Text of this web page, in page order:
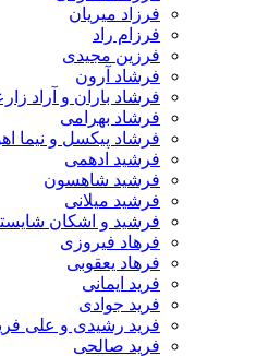
فرزاد میریان
فرزام راد
فرزین مجیدی
فرشاد آرون
فرشاد باران و آراد
فرشاد بهرامی
فرشاد پیکسل و نیما
فرشید ادهمی
فرشید شاهسون
فرشید میلانی
فرشید و اشکان
فرهاد فیروزی
فرهاد یعقوبی
فرید ایمانی
فرید جوادی
فرید رشیدی و علی
فرید صالحی